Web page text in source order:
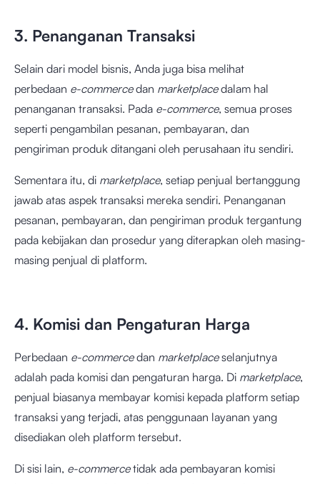
3. Penanganan Transaksi
Selain dari model bisnis, Anda juga bisa melihat
perbedaan e-commercedan marketplacedalam hal
penanganan transaksi. Pada e-commerce, semua proses
seperti pengambilan pesanan, pembayaran, dan
pengiriman produk ditangani oleh perusahaan itu sendiri.
Sementara itu, di marketplace, setiap penjual bertanggung
jawab atas aspek transaksi mereka sendiri. Penanganan
pesanan, pembayaran, dan pengiriman produk tergantung
pada kebijakan dan prosedur yang diterapkan oleh masing-
masing penjual di platform.
4. Komisi dan Pengaturan Harga
Perbedaan e-commercedan marketplaceselanjutnya
adalah pada komisi dan pengaturan harga. Di marketplace,
penjual biasanya membayar komisi kepada platform setiap
transaksi yang terjadi, atas penggunaan layanan yang
disediakan oleh platform tersebut.
Di sisi lain, e-commercetidak ada pembayaran komisi